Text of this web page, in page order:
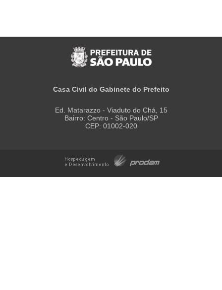
Casa Civil do Gabinete do Prefeito
Ed. Matarazzo - Viaduto do Chá, 15
Bairro: Centro - São Paulo/SP
CEP: 01002-020